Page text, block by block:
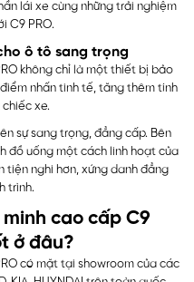
lái xe cùng những trải nghiệm
C9 PRO.
ô tô sang trọng
không chỉ là một thiết bị bảo
nhấn tinh tế, tăng thêm tính
xe.
sự sang trọng, đẳng cấp. Bên
đồ uống một cách linh hoạt của
tiện nghi hơn, xứng danh đẳng
trình.
cao cấp C9
ở đâu?
có mặt tại showroom của các